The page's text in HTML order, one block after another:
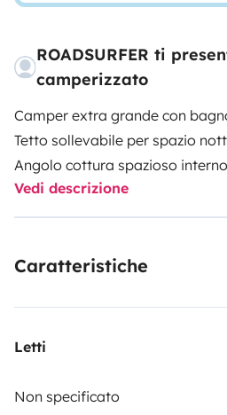
ROADSURFER ti
camperizzato
Camper extra grande con
Tetto sollevabile per spazio
Angolo cottura spazioso
Bagno extra grande con doccia
Riscaldamento autonomo. 4
content/uploads/roadsurfer-
Il noleggiatore deve
kasko. L'assicurazione di
Vedi descrizione
Caratteristiche
Letti
Non specificato